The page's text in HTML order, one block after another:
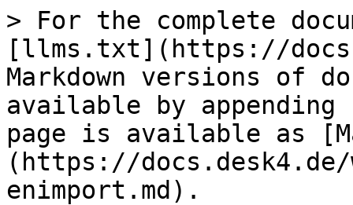
> For the complete
[llms.txt](https://
Markdown versions of
available by
page is available as
(https://
enimport.md).